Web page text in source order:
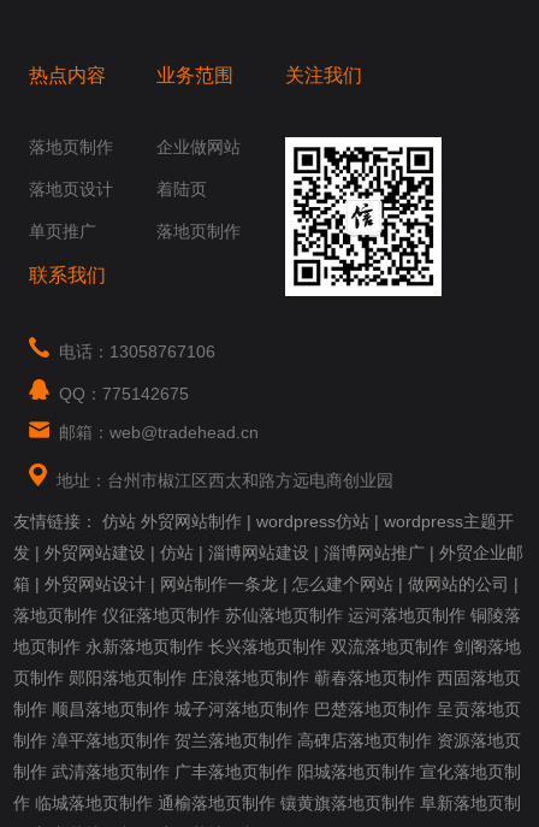
热点内容
落地页制作
落地页设计
单页推广
业务范围
企业做网站
着陆页
落地页制作
关注我们
联系我们
电话：13058767106
QQ：775142675
邮箱：web@tradehead.cn
地址：台州市椒江区西太和路方远电商创业园
友情链接：仿站 外贸网站制作 |wordpress仿站 |wordpress主题开
发 |外贸网站建设 |仿站 |淄博网站建设 |淄博网站推广 |外贸企业邮
箱 |外贸网站设计 | 网站制作一条龙 |怎么建个网站 |做网站的公司 |
落地页制作 仪征落地页制作 苏仙落地页制作 运河落地页制作 铜陵落
地页制作 永新落地页制作 长兴落地页制作 双流落地页制作 剑阁落地
页制作 郧阳落地页制作 庄浪落地页制作 蕲春落地页制作 西固落地页
制作 顺昌落地页制作 城子河落地页制作 巴楚落地页制作 呈贡落地页
制作 漳平落地页制作 贺兰落地页制作 高碑店落地页制作 资源落地页
制作 武清落地页制作 广丰落地页制作 阳城落地页制作 宣化落地页制
作 临城落地页制作 通榆落地页制作 镶黄旗落地页制作 阜新落地页制